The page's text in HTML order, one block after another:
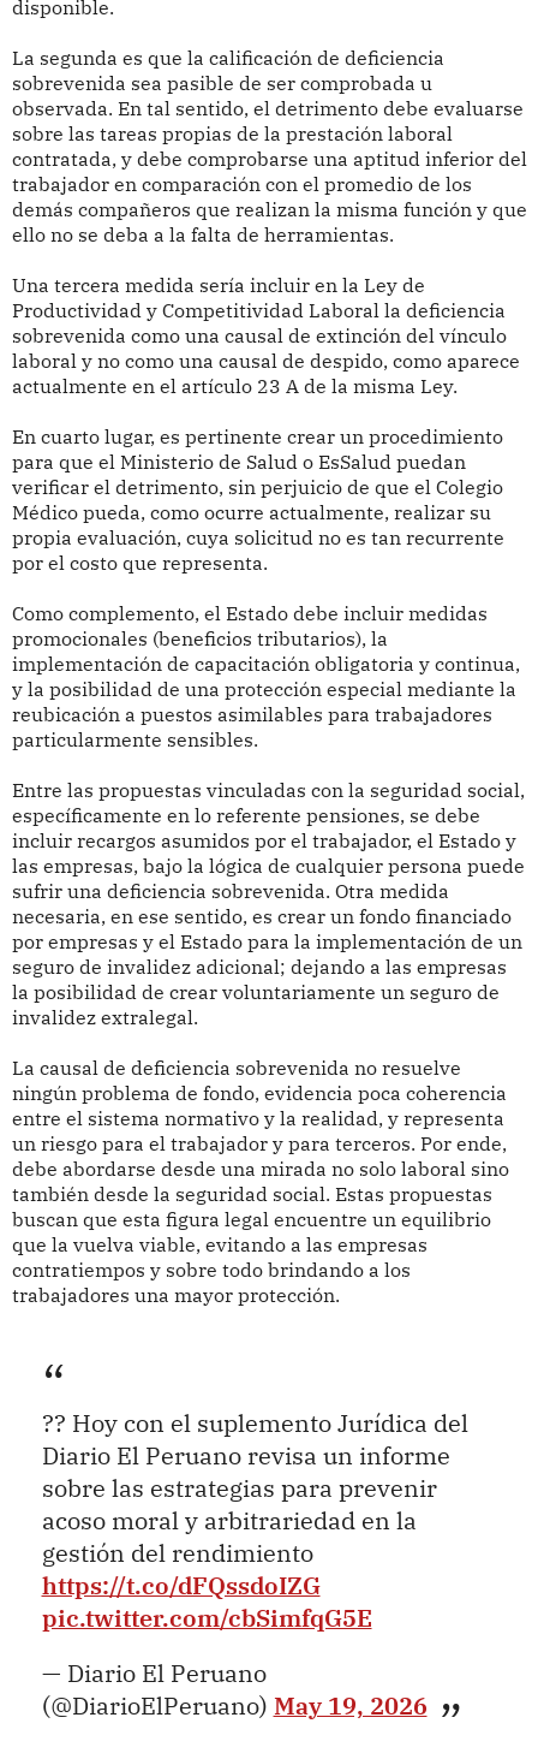
disponible.
La segunda es que la calificación de deficiencia
sobrevenida sea pasible de ser comprobada u
observada. En tal sentido, el detrimento debe evaluarse
sobre las tareas propias de la prestación laboral
contratada, y debe comprobarse una aptitud inferior del
trabajador en comparación con el promedio de los
demás compañeros que realizan la misma función y que
ello no se deba a la falta de herramientas.
Una tercera medida sería incluir en la Ley de
Productividad y Competitividad Laboral la deficiencia
sobrevenida como una causal de extinción del vínculo
laboral y no como una causal de despido, como aparece
actualmente en el artículo 23 A de la misma Ley.
En cuarto lugar, es pertinente crear un procedimiento
para que el Ministerio de Salud o EsSalud puedan
verificar el detrimento, sin perjuicio de que el Colegio
Médico pueda, como ocurre actualmente, realizar su
propia evaluación, cuya solicitud no es tan recurrente
por el costo que representa.
Como complemento, el Estado debe incluir medidas
promocionales (beneficios tributarios), la
implementación de capacitación obligatoria y continua,
y la posibilidad de una protección especial mediante la
reubicación a puestos asimilables para trabajadores
particularmente sensibles.
Entre las propuestas vinculadas con la seguridad social,
específicamente en lo referente pensiones, se debe
incluir recargos asumidos por el trabajador, el Estado y
las empresas, bajo la lógica de cualquier persona puede
sufrir una deficiencia sobrevenida. Otra medida
necesaria, en ese sentido, es crear un fondo financiado
por empresas y el Estado para la implementación de un
seguro de invalidez adicional; dejando a las empresas
la posibilidad de crear voluntariamente un seguro de
invalidez extralegal.
La causal de deficiencia sobrevenida no resuelve
ningún problema de fondo, evidencia poca coherencia
entre el sistema normativo y la realidad, y representa
un riesgo para el trabajador y para terceros. Por ende,
debe abordarse desde una mirada no solo laboral sino
también desde la seguridad social. Estas propuestas
buscan que esta figura legal encuentre un equilibrio
que la vuelva viable, evitando a las empresas
contratiempos y sobre todo brindando a los
trabajadores una mayor protección.
?? Hoy con el suplemento Jurídica del
Diario El Peruano revisa un informe
sobre las estrategias para prevenir
acoso moral y arbitrariedad en la
gestión del rendimiento
https://t.co/dFQssdoIZG
pic.twitter.com/cbSimfqG5E
— Diario El Peruano
(@DiarioElPeruano) May 19, 2026